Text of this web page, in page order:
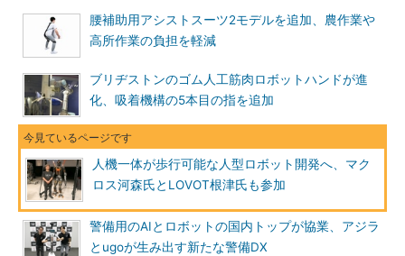
腰補助用アシストスーツ2モデルを追加、農作業や
高所作業の負担を軽減
ブリヂストンのゴム人工筋肉ロボットハンドが進
化、吸着機構の5本目の指を追加
人機一体が歩行可能な人型ロボット開発へ、マク
ロス河森氏とLOVOT根津氏も参加
警備用のAIとロボットの国内トップが協業、アジラ
とugoが生み出す新たな警備DX